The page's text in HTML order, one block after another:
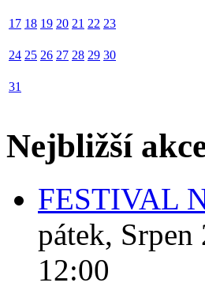
17 18 19 20 21 22 23
24 25 26 27 28 29 30
31
Nejbližší
FESTIVAL
pátek,
12:00